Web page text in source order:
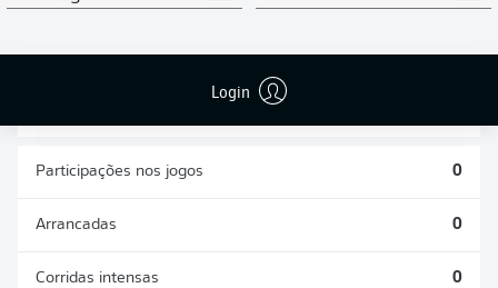
Login
GOLS CONTRA
0
Participações nos jogos 0
Arrancadas 0
Corridas intensas 0